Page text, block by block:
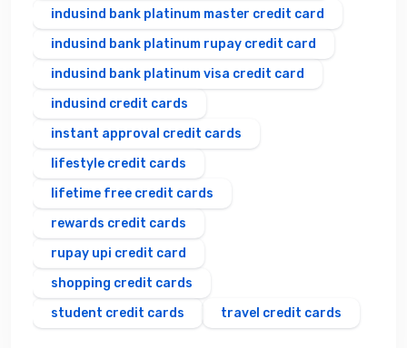
indusind bank platinum master credit card
indusind bank platinum rupay credit card
indusind bank platinum visa credit card
indusind credit cards
instant approval credit cards
lifestyle credit cards
lifetime free credit cards
rewards credit cards
rupay upi credit card
shopping credit cards
student credit cards
travel credit cards